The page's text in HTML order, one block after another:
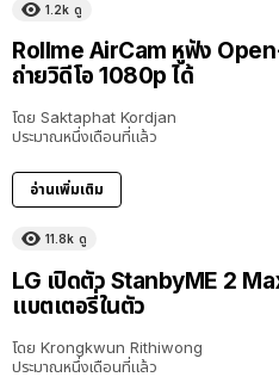
1.2k ดู
Rollme AirCam หูฟัง
ถ่ายวิดีโอ 1080p ได้
โดย Saktaphat Kordjan
ประมาณหนึ่งเดือนที่แล้ว
อ่านเพิ่มเติม
11.8k ดู
LG เปิดตัว StanbyME 2
แบตเตอรี่ในตัว
โดย Krongkwun Rithiwong
ประมาณหนึ่งเดือนที่แล้ว